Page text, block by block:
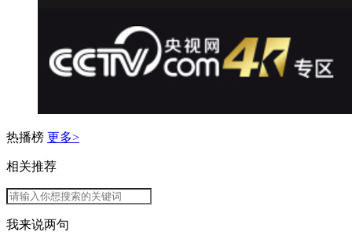
热播榜 更多>
相关推荐
我来说两句